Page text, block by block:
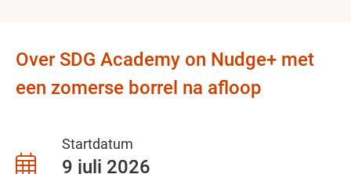
Over SDG Academy on Nudge+ met
een zomerse borrel na afloop
Startdatum
9 juli 2026